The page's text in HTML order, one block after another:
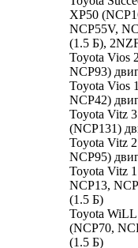
XP50
NCP55V,
(1.5 Б),
Toyota Vios
NCP93)
Toyota Vios
NCP42)
Toyota Vitz
(NCP131)
Toyota Vitz
NCP95)
Toyota Vitz
NCP13,
(1.5 Б)
Toyota WiLL
(NCP70,
(1.5 Б)